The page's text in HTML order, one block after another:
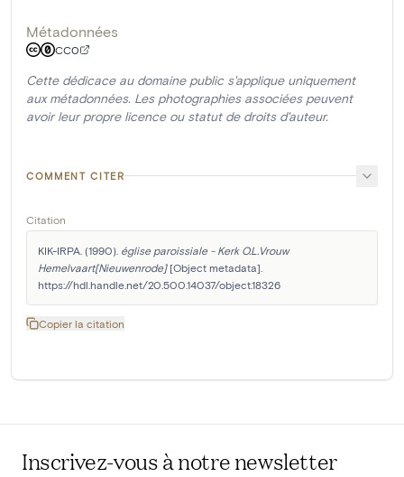
Métadonnées
CC0
Cette dédicace au domaine public s'applique uniquement
aux métadonnées. Les photographies associées peuvent
avoir leur propre licence ou statut de droits d'auteur.
COMMENT CITER
Citation
KIK-IRPA. (1990). église paroissiale - Kerk O.L.Vrouw
Hemelvaart[Nieuwenrode] [Object metadata].
https://hdl.handle.net/20.500.14037/object.18326
Copier la citation
Inscrivez-vous à notre newsletter